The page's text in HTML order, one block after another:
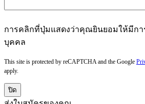
การคลิกที่ปุ่มแสดงว่าคุณยินยอมให้มีก
บุคคล
This site is protected by reCAPTCHA and the Google
apply.
ปิด